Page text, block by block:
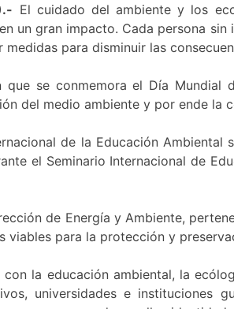
El cuidado del ambiente y los
un gran impacto. Cada persona
medidas para disminuir las
se conmemora el Día Mundial
del medio ambiente y por ende la
de la Educación
el Seminario Internacional de
de Energía y Ambiente,
viables para la protección y
la educación ambiental, la
universidades e instituciones